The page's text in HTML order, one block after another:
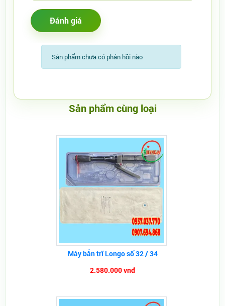
Sản phẩm chưa có phản hồi nào
Sản phẩm cùng loại
Máy bắn trĩ Longo số 32 / 34
2.580.000 vnđ